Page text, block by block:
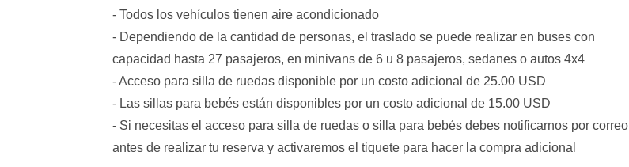
- Todos los vehículos tienen aire acondicionado
- Dependiendo de la cantidad de personas, el traslado se puede realizar en buses con
capacidad hasta 27 pasajeros, en minivans de 6 u 8 pasajeros, sedanes o autos 4x4
- Acceso para silla de ruedas disponible por un costo adicional de 25.00 USD
- Las sillas para bebés están disponibles por un costo adicional de 15.00 USD
- Si necesitas el acceso para silla de ruedas o silla para bebés debes notificarnos por correo
antes de realizar tu reserva y activaremos el tiquete para hacer la compra adicional